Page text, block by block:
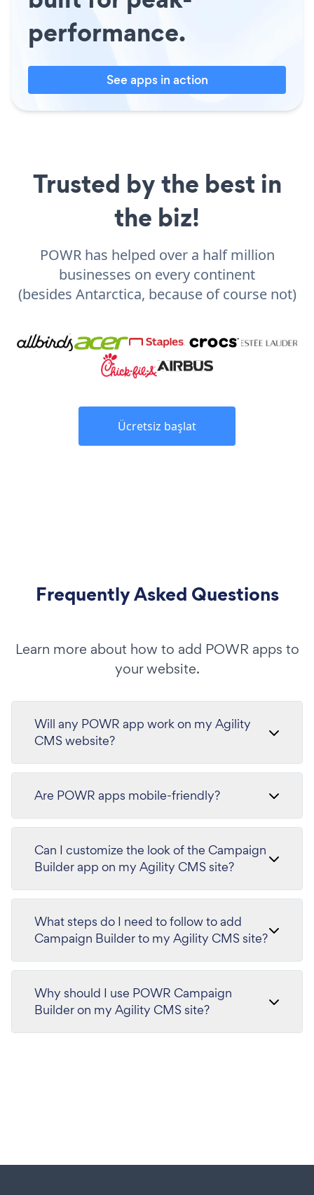
performance.
See apps in action
Trusted by the best in
the biz!
POWR has helped over a half million
businesses on every continent
(besides Antarctica, because of course not)
Ücretsiz başlat
Frequently Asked Questions
Learn more about how to add POWR apps to
your website.
Will any POWR app work on my Agility
CMS website?
Are POWR apps mobile-friendly?
Can I customize the look of the Campaign
Builder app on my Agility CMS site?
What steps do I need to follow to add
Campaign Builder to my Agility CMS site?
Why should I use POWR Campaign
Builder on my Agility CMS site?